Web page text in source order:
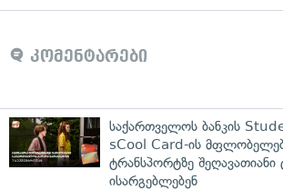
კომენტარები
საქართველოს ბანკის
sCool Card-ის
ტრანსპორტზე
ისარგებლებენ